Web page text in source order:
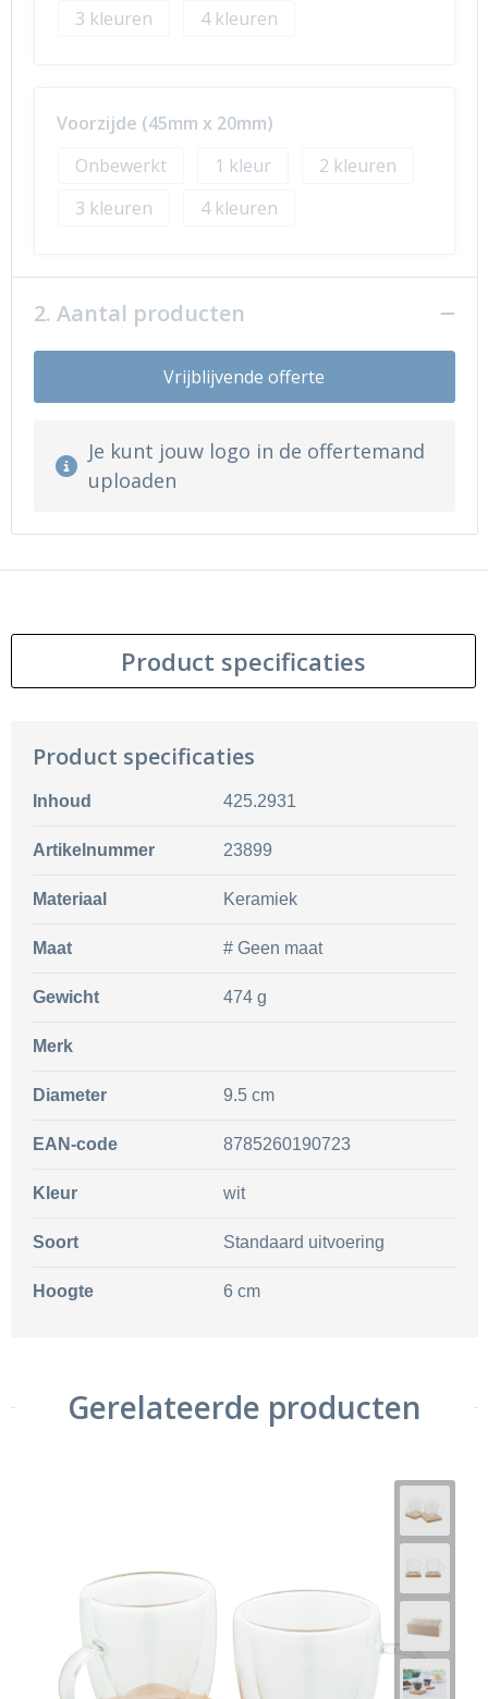
3
4
Voorzijde (45mm x 20mm)
Onbewerkt
1
2
3
4
2. Aantal producten
Vrijblijvende offerte
Je kunt jouw logo in de offertemand
uploaden
Product specificaties
Product specificaties
Inhoud 425.2931
Artikelnummer 23899
Materiaal Keramiek
Maat # Geen maat
Gewicht 474 g
Merk
Diameter 9.5 cm
EAN-code 8785260190723
Kleur wit
Soort Standaard uitvoering
Hoogte 6 cm
Gerelateerde producten